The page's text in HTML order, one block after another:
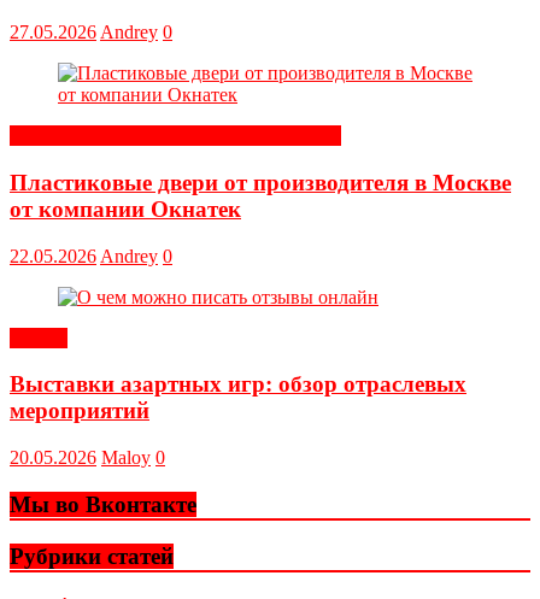
27.05.2026 Andrey 0
Пластиковые двери от производителя в Москве
от компании Окнатек
22.05.2026 Andrey 0
Выставки азартных игр: обзор отраслевых
мероприятий
20.05.2026 Maloy 0
Мы во Вконтакте
Рубрики статей